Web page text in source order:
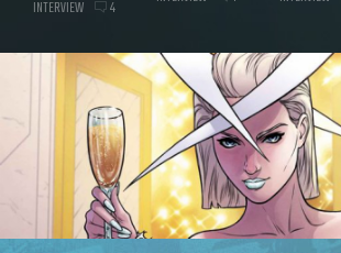
INTERVIEW 4